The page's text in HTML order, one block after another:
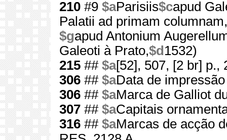
210 #9 $aParisiis$capud
Palatii ad primam columnam,
$gapud Antonium
Galeoti à Prato,$d 1532)
215 ## $a[52], 507, [2 br] p.,
306 ## $aData de
306 ## $aMarca de Galliot
307 ## $aCapitais
316 ## $aMarcas de acção